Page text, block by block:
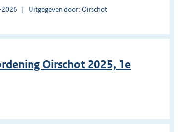
Uitgegeven door: Oirschot
Oirschot 2025, 1e